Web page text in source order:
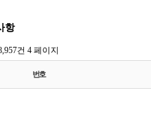
항
건 4 페이지
번호